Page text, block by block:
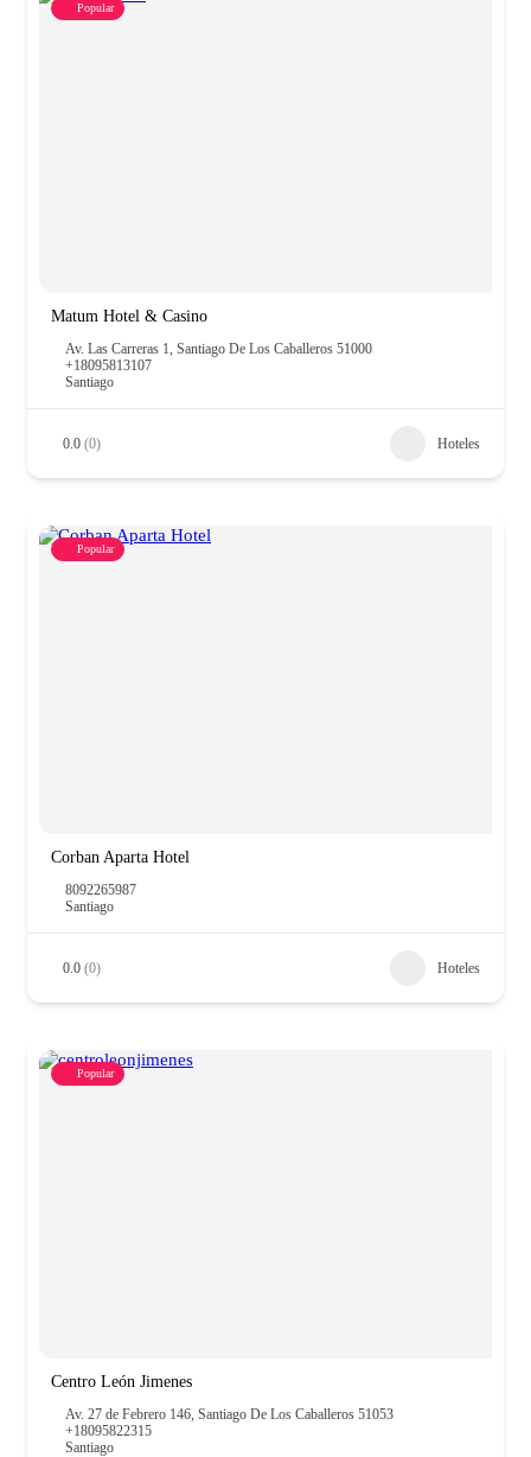
Popular
Matum Hotel & Casino
Av. Las Carreras 1, Santiago De Los Caballeros 51000
+18095813107
Santiago
0.0 (0) Hoteles
Popular
Corban Aparta Hotel
8092265987
Santiago
0.0 (0) Hoteles
Popular
Centro León Jimenes
Av. 27 de Febrero 146, Santiago De Los Caballeros 51053
+18095822315
Santiago